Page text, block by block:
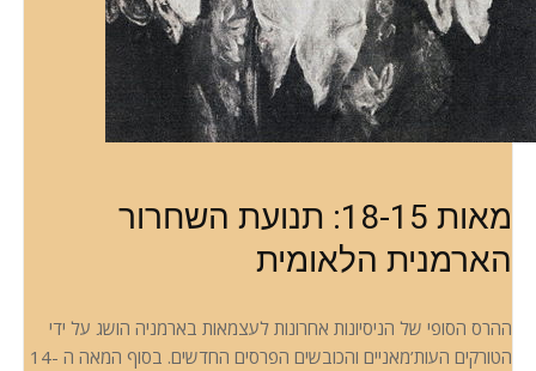
מאות 18-15: תנועת השחרור
הארמנית הלאומית
ההרס הסופי של הניסיונות אחרונות לעצמאות בארמניה הושג על ידי
הטורקים העות’מאניים והכובשים הפרסים החדשים. בסוף המאה ה -14